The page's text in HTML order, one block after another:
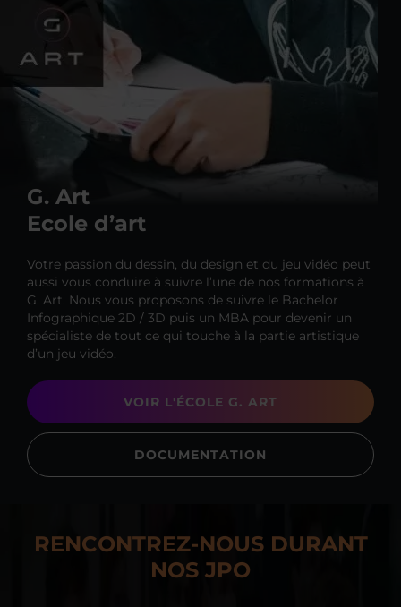
G. Art
Ecole d’art
Votre passion du dessin, du design et du jeu vidéo peut
aussi vous conduire à suivre l’une de nos formations à
G. Art. Nous vous proposons de suivre le Bachelor
Infographique 2D / 3D puis un MBA pour devenir un
spécialiste de tout ce qui touche à la partie artistique
d’un jeu vidéo.
VOIR L'ÉCOLE G. ART
DOCUMENTATION
RENCONTREZ-NOUS DURANT
NOS JPO